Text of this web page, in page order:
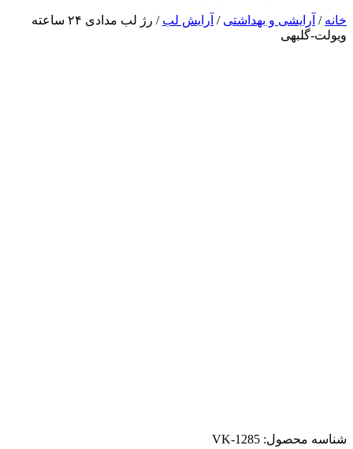
خانه / آرایشی و بهداشتی / آرایش لب
/ رژ لب مدادی ۲۴ ساعته
ویولت-گلبهی
شناسه محصول: VK-1285